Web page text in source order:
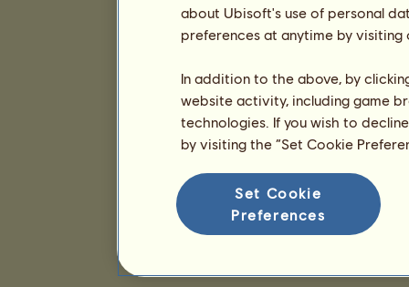
about Ubisoft's use of personal
preferences at anytime by
In addition to the above, by
website activity, including game
technologies. If you wish to
by visiting the “Set Cookie
Set Cookie
Preferences